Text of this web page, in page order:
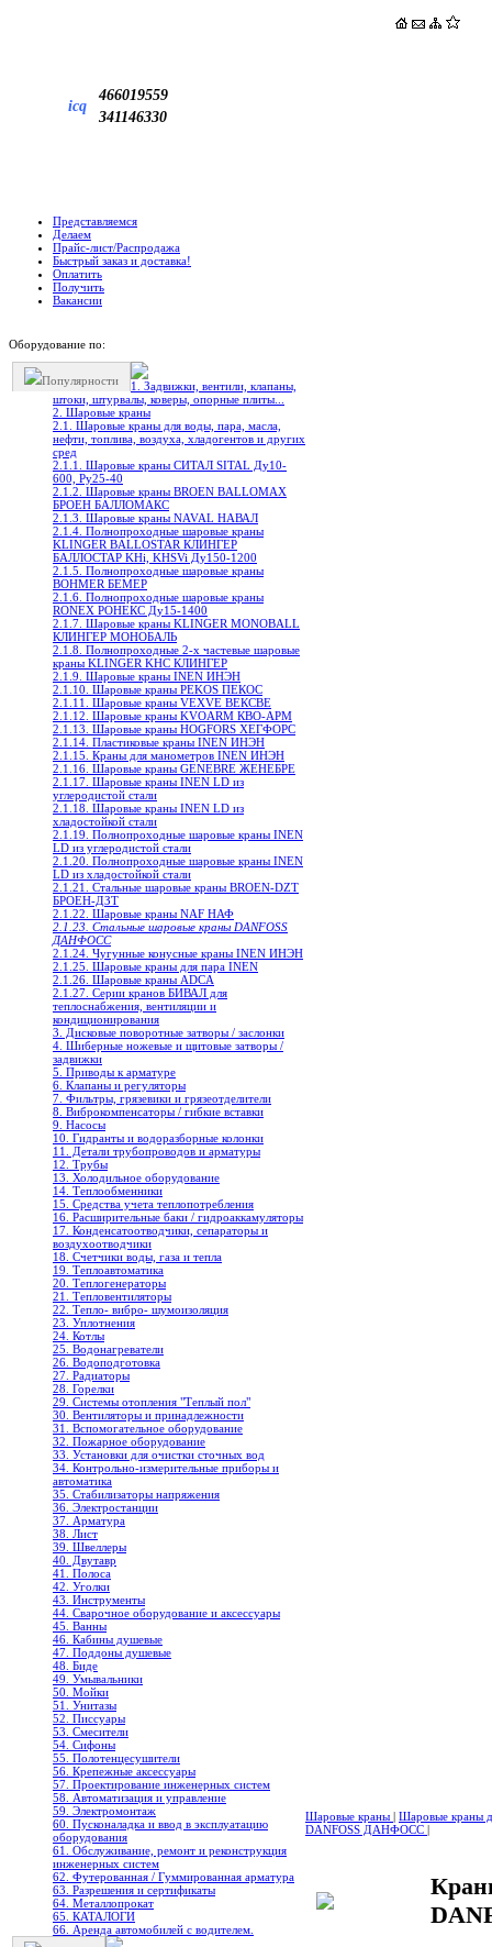
icq
466019559
341146330
Представляемся
Делаем
Прайс-лист/Распродажа
Быстрый заказ и доставка!
Оплатить
Получить
Вакансии
Оборудование по:
Популярности
1. Задвижки, вентили, клапаны,
штоки, штурвалы, коверы, опорные плиты...
2. Шаровые краны
2.1. Шаровые краны для воды, пара, масла,
нефти, топлива, воздуха, хладогентов и других
сред
2.1.1. Шаровые краны СИТАЛ SITAL Ду10-
600, Ру25-40
2.1.2. Шаровые краны BROEN BALLOMAX
БРОЕН БАЛЛОМАКС
2.1.3. Шаровые краны NAVAL НАВАЛ
2.1.4. Полнопроходные шаровые краны
KLINGER BALLOSTAR КЛИНГЕР
БАЛЛОСТАР KHi, KHSVi Ду150-1200
2.1.5. Полнопроходные шаровые краны
BOHMER БЕМЕР
2.1.6. Полнопроходные шаровые краны
RONEX РОНЕКС Ду15-1400
2.1.7. Шаровые краны KLINGER MONOBALL
КЛИНГЕР МОНОБАЛЬ
2.1.8. Полнопроходные 2-х частевые шаровые
краны KLINGER KHC КЛИНГЕР
2.1.9. Шаровые краны INEN ИНЭН
2.1.10. Шаровые краны PEKOS ПЕКОС
2.1.11. Шаровые краны VEXVE ВЕКСВЕ
2.1.12. Шаровые краны KVOARM КВО-АРМ
2.1.13. Шаровые краны HOGFORS ХЕГФОРС
2.1.14. Пластиковые краны INEN ИНЭН
2.1.15. Краны для манометров INEN ИНЭН
2.1.16. Шаровые краны GENEBRE ЖЕНЕБРЕ
2.1.17. Шаровые краны INEN LD из
углеродистой стали
2.1.18. Шаровые краны INEN LD из
хладостойкой стали
2.1.19. Полнопроходные шаровые краны INEN
LD из углеродистой стали
2.1.20. Полнопроходные шаровые краны INEN
LD из хладостойкой стали
2.1.21. Стальные шаровые краны BROEN-DZT
БРОЕН-ДЗТ
2.1.22. Шаровые краны NAF НАФ
2.1.23. Стальные шаровые краны DANFOSS
ДАНФОСС
2.1.24. Чугунные конусные краны INEN ИНЭН
2.1.25. Шаровые краны для пара INEN
2.1.26. Шаровые краны ADCA
2.1.27. Серии кранов БИВАЛ для
теплоснабжения, вентиляции и
кондиционирования
3. Дисковые поворотные затворы / заслонки
4. Шиберные ножевые и щитовые затворы /
задвижки
5. Приводы к арматуре
6. Клапаны и регуляторы
7. Фильтры, грязевики и грязеотделители
8. Виброкомпенсаторы / гибкие вставки
9. Насосы
10. Гидранты и водоразборные колонки
11. Детали трубопроводов и арматуры
12. Трубы
13. Холодильное oборудование
14. Теплообменники
15. Средства учета теплопотребления
16. Расширительные баки / гидроаккамуляторы
17. Конденсатоотводчики, сепараторы и
воздухоотводчики
18. Счетчики воды, газа и тепла
19. Теплоавтоматика
20. Теплогенераторы
21. Тепловентиляторы
22. Тепло- вибро- шумоизоляция
23. Уплотнения
24. Котлы
25. Водонагреватели
26. Водоподготовка
27. Радиаторы
28. Горелки
29. Системы отопления "Теплый пол"
30. Вентиляторы и принадлежности
31. Вспомогательное оборудование
32. Пожарное оборудование
33. Установки для очистки сточных вод
34. Контрольно-измерительные приборы и
автоматика
35. Стабилизаторы напряжения
36. Электростанции
37. Арматура
38. Лист
39. Швеллеры
40. Двутавр
41. Полоса
42. Уголки
43. Инструменты
44. Сварочное оборудование и аксессуары
45. Ванны
46. Кабины душевые
47. Поддоны душевые
48. Биде
49. Умывальники
50. Мойки
51. Унитазы
52. Писсуары
53. Смесители
54. Сифоны
55. Полотенцесушители
56. Крепежные аксессуары
57. Проектирование инженерных систем
58. Автоматизация и управление
59. Электромонтаж
60. Пусконаладка и ввод в эксплуатацию
оборудования
61. Обслуживание, ремонт и реконструкция
инженерных систем
62. Футерованная / Гуммированная арматура
63. Разрешения и сертификаты
64. Металлопрокат
65. КАТАЛОГИ
66. Аренда автомобилей с водителем.
Шаровые краны | Шаровые краны
DANFOSS ДАНФОСС |